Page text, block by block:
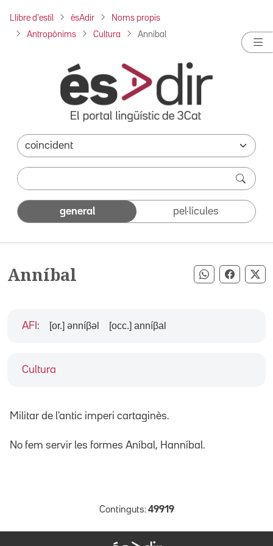
Llibre d'estil ésAdir Noms propis
Antropònims Cultura Anníbal
general pel·lícules
Anníbal Compartir
Cultura
AFI : [or.] ənníβəl [occ.] anníβal
Militar de l'antic imperi cartaginès.
No fem servir les formes Aníbal, Hanníbal.
Continguts: 49919